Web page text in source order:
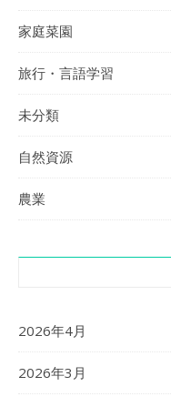
家庭菜園
旅行・言語学習
未分類
自然資源
農業
2026年4月
2026年3月